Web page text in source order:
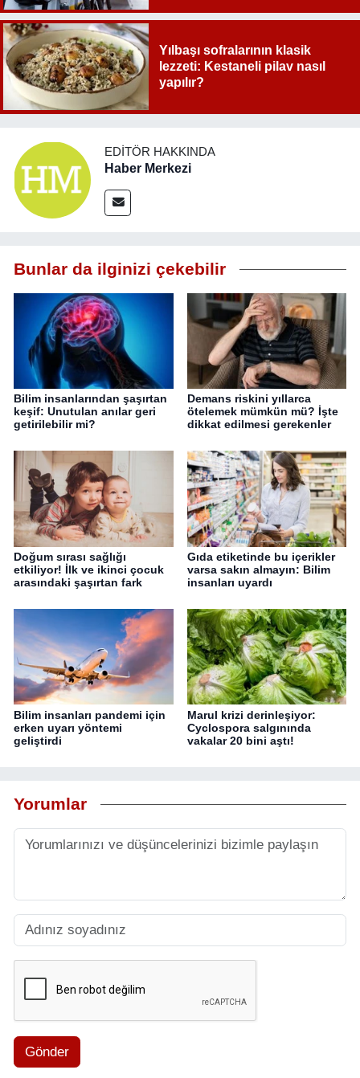
Yılbaşı sofralarının klasik
lezzeti: Kestaneli pilav nasıl
yapılır?
EDITÖR HAKKINDA
Haber Merkezi
Bunlar da ilginizi çekebilir
Bilim insanlarından şaşırtan
keşif: Unutulan anılar geri
getirilebilir mi?
Demans riskini yıllarca
ötelemek mümkün mü? İşte
dikkat edilmesi gerekenler
Doğum sırası sağlığı
etkiliyor! İlk ve ikinci çocuk
arasındaki şaşırtan fark
Gıda etiketinde bu içerikler
varsa sakın almayın: Bilim
insanları uyardı
Bilim insanları pandemi için
erken uyarı yöntemi
geliştirdi
Marul krizi derinleşiyor:
Cyclospora salgınında
vakalar 20 bini aştı!
Yorumlar
Gönder